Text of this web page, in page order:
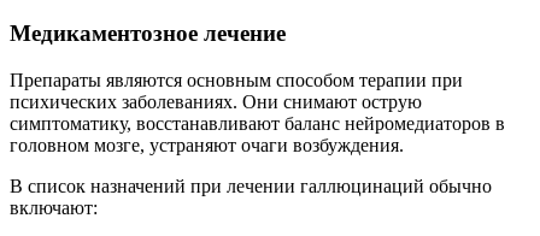
Медикаментозное лечение
Препараты являются основным способом терапии при
психических заболеваниях. Они снимают острую
симптоматику, восстанавливают баланс нейромедиаторов в
головном мозге, устраняют очаги возбуждения.
В список назначений при лечении галлюцинаций обычно
включают: